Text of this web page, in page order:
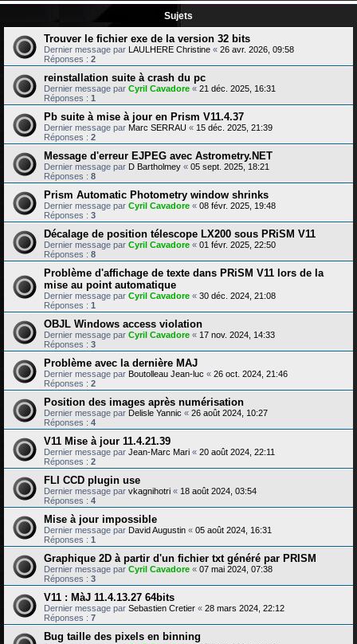
Sujets
Trouver le fichier exe de la version 32 bits
Dernier message par LAULHERE Christine « 26 avr. 2026, 09:58
Réponses : 2
reinstallation suite à crash du pc
Dernier message par Cyril Cavadore « 21 déc. 2025, 16:31
Réponses : 1
Pb suite à mise à jour en Prism V11.4.37
Dernier message par Marc SERRAU « 15 déc. 2025, 21:39
Réponses : 2
Message d'erreur EJPEG avec Astrometry.NET
Dernier message par D Bartholmey « 05 sept. 2025, 18:21
Réponses : 8
Prism Automatic Photometry window shrinks
Dernier message par Cyril Cavadore « 08 févr. 2025, 19:48
Réponses : 3
Décalage de position télescope LX200 sous PRiSM V11
Dernier message par Cyril Cavadore « 01 févr. 2025, 22:50
Réponses : 8
Problème d'affichage de texte dans PRiSM V11 lors de la
mise au point automatique
Dernier message par Cyril Cavadore « 30 déc. 2024, 21:08
Réponses : 1
OBJL Windows access violation
Dernier message par Cyril Cavadore « 17 nov. 2024, 14:33
Réponses : 3
Problème avec la dernière MAJ
Dernier message par Boutolleau Jean-luc « 26 oct. 2024, 21:46
Réponses : 2
Position des images après numérisation
Dernier message par Delisle Yannic « 26 août 2024, 10:27
Réponses : 4
V11 Mise à jour 11.4.21.39
Dernier message par Jean-Marc Mari « 20 août 2024, 22:11
Réponses : 2
FLI CCD plugin use
Dernier message par vkagnihotri « 18 août 2024, 03:54
Réponses : 4
Mise à jour impossible
Dernier message par David Augustin « 05 août 2024, 16:31
Réponses : 1
Graphique 2D à partir d'un fichier txt généré par PRISM
Dernier message par Cyril Cavadore « 07 mai 2024, 07:38
Réponses : 3
V11 : MàJ 11.4.13.27 64bits
Dernier message par Sebastien Cretier « 28 mars 2024, 22:12
Réponses : 7
Bug taille des pixels en binning